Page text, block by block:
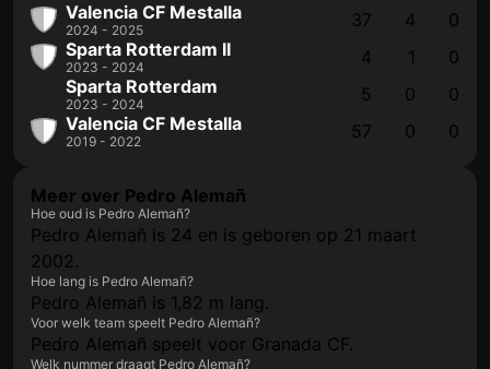
Valencia CF Mestalla
2024 - 2025 37 4
0
Sparta Rotterdam II
2023 - 2024 4 1
0
Sparta Rotterdam
2023 - 2024 5 0
0
Valencia CF Mestalla
2019 - 2022 57 0 0
Meer over Pedro Alemañ
Hoe oud is Pedro Alemañ?
Pedro Alemañ is 24 en is geboren op 21 maart
2002.
Hoe lang is Pedro Alemañ?
Pedro Alemañ is 1,82 m lang.
Voor welk team speelt Pedro Alemañ?
Pedro Alemañ speelt voor Granada CF.
Welk nummer draagt Pedro Alemañ?